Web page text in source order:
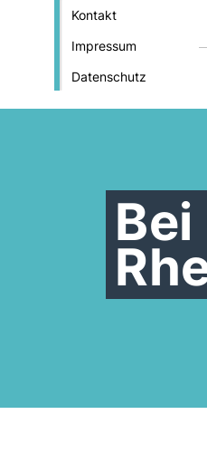
Kontakt
Impressum
Datenschutz